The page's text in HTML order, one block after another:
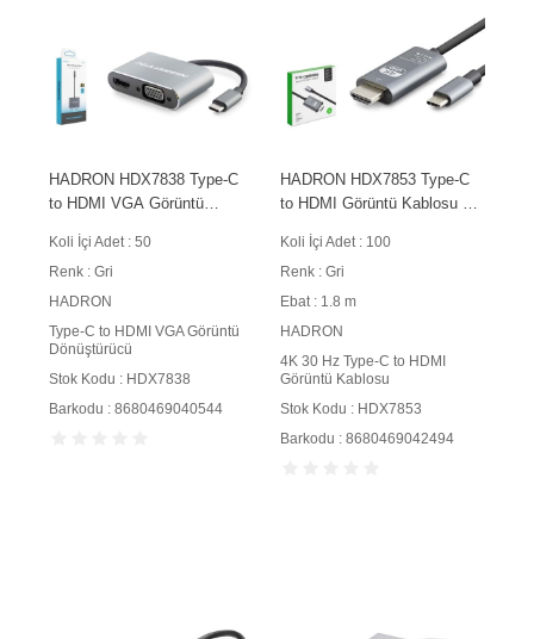
HADRON HDX7838 Type-C
to HDMI VGA Görüntü
Koli İçi Adet : 50
Renk : Gri
HADRON
Type-C to HDMI VGA Görüntü
Dönüştürücü
Stok Kodu : HDX7838
Barkodu : 8680469040544
HADRON HDX7853 Type-C
to HDMI Görüntü Kablosu 4K
Koli İçi Adet : 100
Renk : Gri
Ebat : 1.8 m
HADRON
4K 30 Hz Type-C to HDMI
Görüntü Kablosu
Stok Kodu : HDX7853
Barkodu : 8680469042494